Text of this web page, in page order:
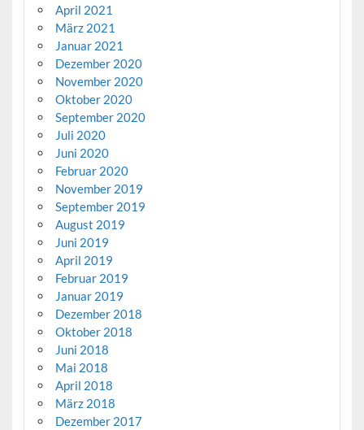
April 2021
März 2021
Januar 2021
Dezember 2020
November 2020
Oktober 2020
September 2020
Juli 2020
Juni 2020
Februar 2020
November 2019
September 2019
August 2019
Juni 2019
April 2019
Februar 2019
Januar 2019
Dezember 2018
Oktober 2018
Juni 2018
Mai 2018
April 2018
März 2018
Dezember 2017